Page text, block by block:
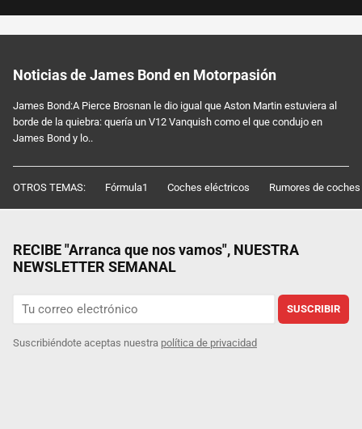
Noticias de James Bond en Motorpasión
James Bond:A Pierce Brosnan le dio igual que Aston Martin estuviera al
borde de la quiebra: quería un V12 Vanquish como el que condujo en
James Bond y lo..
OTROS TEMAS: Fórmula1 Coches eléctricos Rumores de coches
RECIBE "Arranca que nos vamos", NUESTRA
NEWSLETTER SEMANAL
SUSCRIBIR
Suscribiéndote aceptas nuestra política de privacidad